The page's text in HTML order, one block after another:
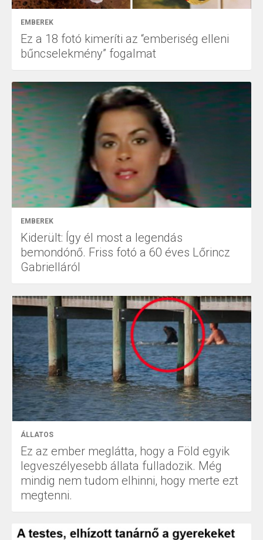
EMBEREK
Ez a 18 fotó kimeríti az “emberiség elleni
bűncselekmény” fogalmat
EMBEREK
Kiderült: Így él most a legendás
bemondónő. Friss fotó a 60 éves Lőrincz
Gabrielláról
ÁLLATOS
Ez az ember meglátta, hogy a Föld egyik
legveszélyesebb állata fulladozik. Még
mindig nem tudom elhinni, hogy merte ezt
megtenni.